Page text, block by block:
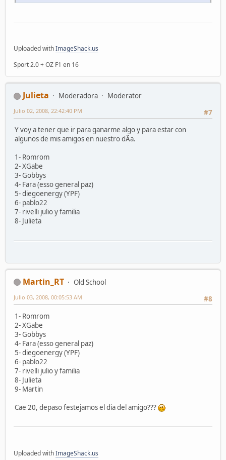
Uploaded withImageShack.us
Sport 2.0 + OZ F1 en 16
Julieta Moderadora
Moderator
#7
Julio 02, 2008, 22:42:40 PM
Y voy a tener que ir para ganarme algo y para estar con
algunos de mis amigos en nuestro dÃ­a.
1- Romrom
2- XGabe
3- Gobbys
4- Fara (esso general paz)
5- diegoenergy (YPF)
6- pablo22
7- rivelli julio y familia
8- Julieta
Martin_RT
Old School
#8
Julio 03, 2008, 00:05:53 AM
1- Romrom
2- XGabe
3- Gobbys
4- Fara (esso general paz)
5- diegoenergy (YPF)
6- pablo22
7- rivelli julio y familia
8- Julieta
9- Martin
Cae 20, depaso festejamos el dia del amigo???
Uploaded withImageShack.us